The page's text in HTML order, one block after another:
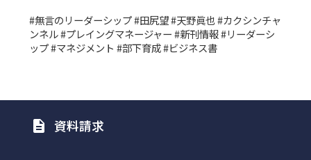
#無言のリーダーシップ #田尻望 #天野眞也 #カクシンチャ
ンネル #プレイングマネージャー #新刊情報 #リーダーシ
ップ #マネジメント #部下育成 #ビジネス書
description 資料請求